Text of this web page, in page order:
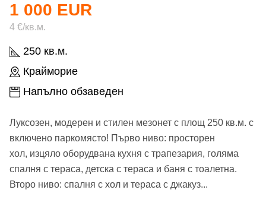
250 кв.м.
Крайморие
Напълно обзаведен
1 000 EUR
4 €/кв.м.
Луксозен, модерен и стилен мезонет с площ 250 кв.м. с
включено паркомясто! Първо ниво: просторен
хол, изцяло оборудвана кухня с трапезария, голяма
спалня с тераса, детска с тераса и баня с тоалетна.
Второ ниво: спалня с хол и тераса с джакуз...